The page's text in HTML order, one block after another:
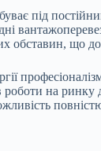
під
обставин, що
роботи на